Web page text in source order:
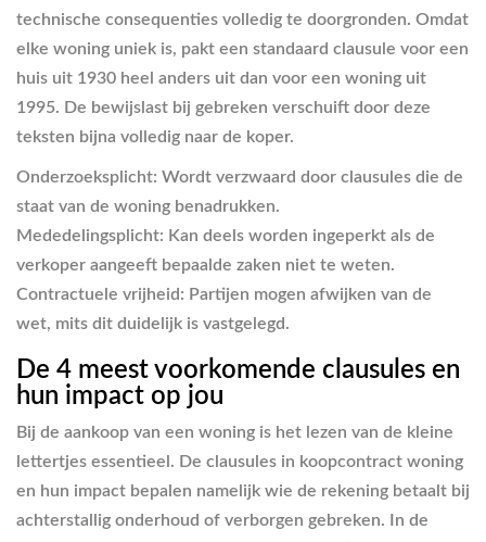
technische consequenties volledig te doorgronden. Omdat
elke woning uniek is, pakt een standaard clausule voor een
huis uit 1930 heel anders uit dan voor een woning uit
1995. De bewijslast bij gebreken verschuift door deze
teksten bijna volledig naar de koper.
Onderzoeksplicht: Wordt verzwaard door clausules die de
staat van de woning benadrukken.
Mededelingsplicht: Kan deels worden ingeperkt als de
verkoper aangeeft bepaalde zaken niet te weten.
Contractuele vrijheid: Partijen mogen afwijken van de
wet, mits dit duidelijk is vastgelegd.
De 4 meest voorkomende clausules en
hun impact op jou
Bij de aankoop van een woning is het lezen van de kleine
lettertjes essentieel. De clausules in koopcontract woning
en hun impact bepalen namelijk wie de rekening betaalt bij
achterstallig onderhoud of verborgen gebreken. In de